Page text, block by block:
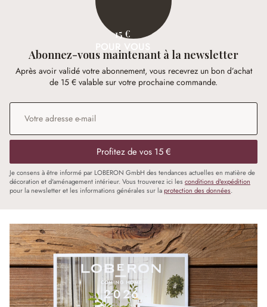
15 €
POUR VOUS
Abonnez-vous maintenant à la newsletter
Après avoir validé votre abonnement, vous recevrez un bon d’achat
de 15 € valable sur votre prochaine commande.
Adresse e-mail
Profitez de vos 15 €
Je consens à être informé par LOBERON GmbH des tendances actuelles en matière de
décoration et d'aménagement intérieur. Vous trouverez ici les conditions d'expédition
pour la newsletter et les informations générales sur laprotection des données.